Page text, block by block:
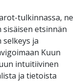
tulkinnassa, ne
etsinnän
ja
Kuun
intuitiivinen
ja tietoista